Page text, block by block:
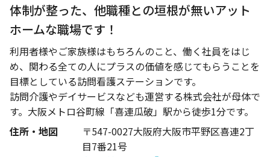
体制が整った、他職種との垣根が無いアット
ホームな職場です！
利用者様やご家族様はもちろんのこと、働く社員をはじ
め、関わる全ての人にプラスの価値を感じてもらうことを
目標としている訪問看護ステーションです。
訪問介護やデイサービスなども運営する株式会社が母体で
す。大阪メトロ谷町線「喜連瓜破」駅から徒歩1分です。
住所・地図
〒547-0027大阪府大阪市平野区喜連2丁
目7番21号